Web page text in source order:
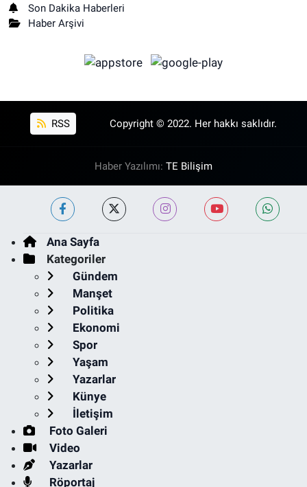
Son Dakika Haberleri
Haber Arşivi
RSS Copyright © 2022. Her hakkı saklıdır.
Haber Yazılımı: TE Bilişim
Ana Sayfa
Kategoriler
Gündem
Manşet
Politika
Ekonomi
Spor
Yaşam
Yazarlar
Künye
İletişim
Foto Galeri
Video
Yazarlar
Röportaj